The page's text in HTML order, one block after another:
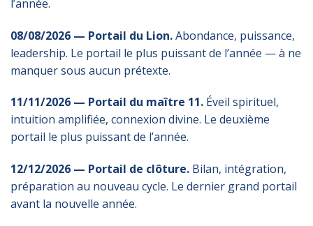
l’année.
08/08/2026 — Portail du Lion.Abondance, puissance,
leadership. Le portail le plus puissant de l’année — à ne
manquer sous aucun prétexte.
11/11/2026 — Portail du maître 11. Éveil spirituel,
intuition amplifiée, connexion divine. Le deuxième
portail le plus puissant de l’année.
12/12/2026 — Portail de clôture. Bilan, intégration,
préparation au nouveau cycle. Le dernier grand portail
avant la nouvelle année.